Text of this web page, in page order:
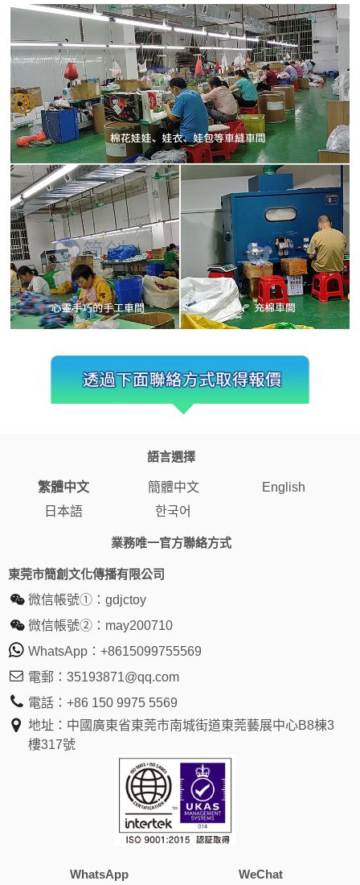
語言選擇
繁體中文 簡體中文
English
日本語
한국어
業務唯一官方聯絡方式
東莞市簡創文化傳播有限公司
微信帳號①： gdjctoy
微信帳號②： may200710
WhatsApp： +8615099755569
電郵： 35193871@qq.com
電話： +86 150 9975 5569
地址：中國廣東省東莞市南城街道東莞藝展中心B8棟3
樓317號
WhatsApp WeChat